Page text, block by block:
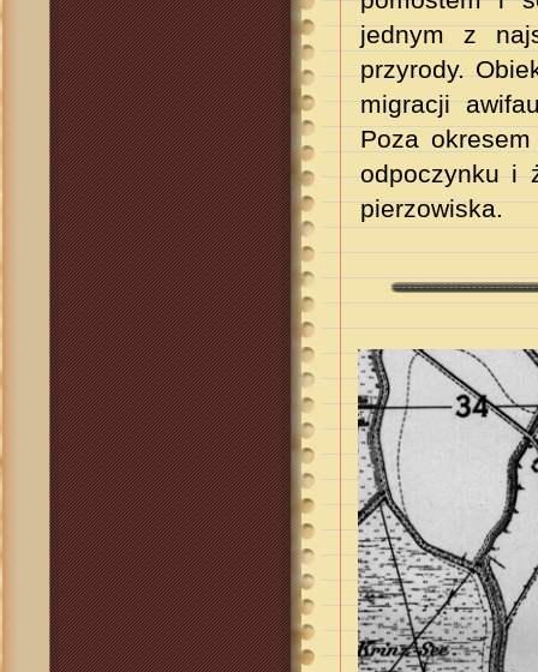
jednym z
przyrody.
migracji
Poza
odpoczynku i
pierzowiska.